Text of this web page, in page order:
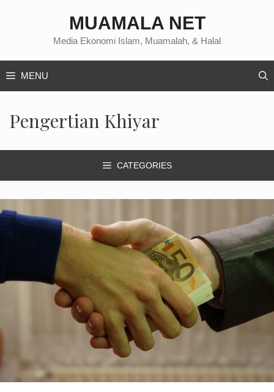
MUAMALA NET
Media Ekonomi Islam, Muamalah, & Halal
MENU
Pengertian Khiyar
CATEGORIES